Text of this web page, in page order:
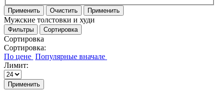
Применить Очистить Применить
Мужские толстовки и худи
Фильтры Сортировка
Сортировка
Сортировка:
Лимит:
Применить